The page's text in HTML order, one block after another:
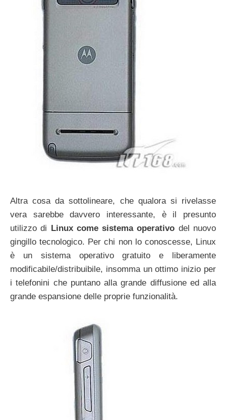
Altra cosa da sottolineare, che qualora si rivelasse
vera sarebbe davvero interessante, è il presunto
utilizzo di
Linux come sistema operativo del nuovo
gingillo tecnologico. Per chi non lo conoscesse, Linux
è un sistema operativo gratuito e liberamente
modificabile/distribuibile, insomma un ottimo inizio per
i telefonini che puntano alla grande diffusione ed alla
grande espansione delle proprie funzionalità.